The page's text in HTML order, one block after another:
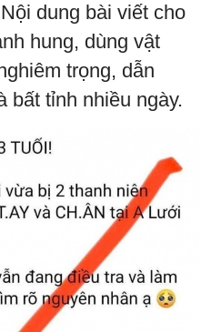
dung bài viết cho
hung, dùng vật
trọng, dẫn
bất tỉnh nhiều ngày.